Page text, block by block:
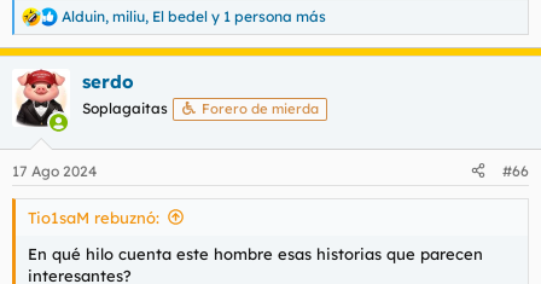
R
e
a
c
c
i
e
s
Alduin, miliu, El bedel y 1 persona más
serdo
Soplagaitas Forero de mierda
17 Ago 2024 #66
Tio1saM rebuznó:
En qué hilo cuenta este hombre esas historias que parecen
interesantes?